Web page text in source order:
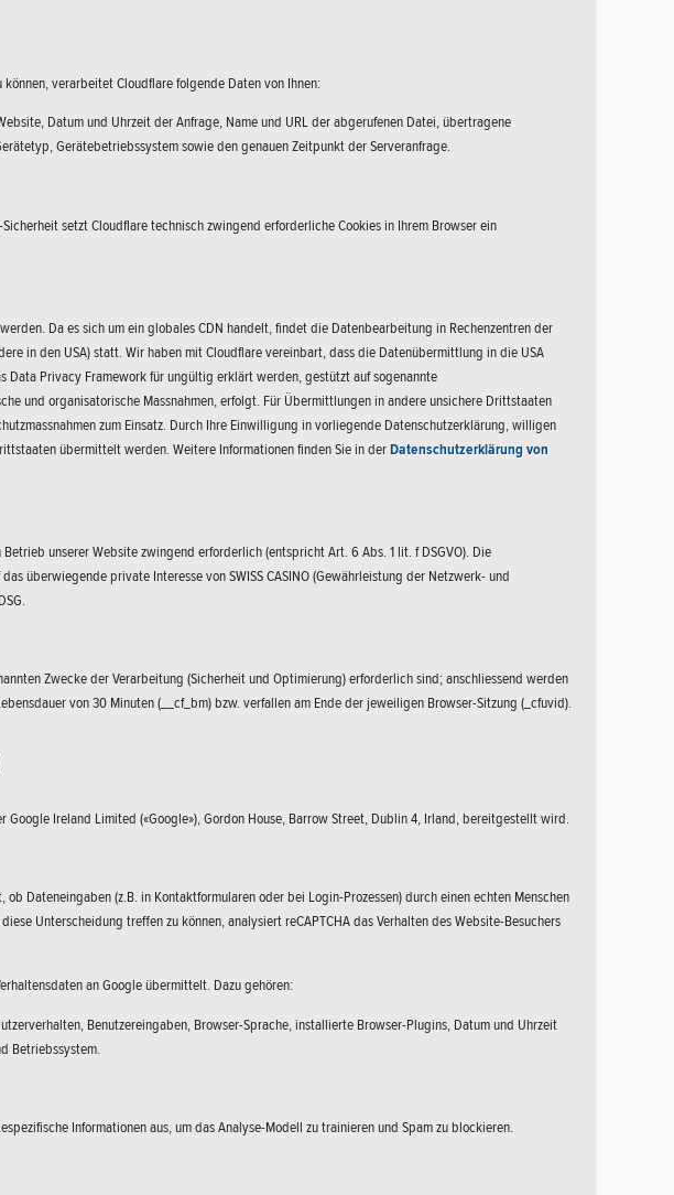
verarbeitet Cloudflare folgende Daten von Ihnen:
Datum und Uhrzeit der Anfrage, Name und URL der abgerufenen Datei, übertragene
Gerätebetriebssystem sowie den genauen Zeitpunkt der Serveranfrage.
setzt Cloudflare technisch zwingend erforderliche Cookies in Ihrem Browser ein
Da es sich um ein globales CDN handelt, findet die Datenbearbeitung in Rechenzentren der
in den USA) statt. Wir haben mit Cloudflare vereinbart, dass die Datenübermittlung in die USA
Data Privacy Framework für ungültig erklärt werden, gestützt auf sogenannte
und organisatorische Massnahmen, erfolgt. Für Übermittlungen in andere unsichere Drittstaaten
zum Einsatz. Durch Ihre Einwilligung in vorliegende Datenschutzerklärung, willigen
übermittelt werden. Weitere Informationen finden Sie in derDatenschutzerklärung von
unserer Website zwingend erforderlich (entspricht Art. 6 Abs. 1 lit. f DSGVO). Die
überwiegende private Interesse von SWISS CASINO (Gewährleistung der Netzwerk- und
Zwecke der Verarbeitung (Sicherheit und Optimierung) erforderlich sind; anschliessend werden
von 30 Minuten (__cf_bm) bzw. verfallen am Ende der jeweiligen Browser-Sitzung (_cfuvid).
Google Ireland Limited («Google»), Gordon House, Barrow Street, Dublin 4, Irland, bereitgestellt wird.
Dateneingaben (z.B. in Kontaktformularen oder bei Login-Prozessen) durch einen echten Menschen
Unterscheidung treffen zu können, analysiert reCAPTCHA das Verhalten des Website-Besuchers
an Google übermittelt. Dazu gehören:
Benutzereingaben, Browser-Sprache, installierte Browser-Plugins, Datum und Uhrzeit
Betriebssystem.
Informationen aus, um das Analyse-Modell zu trainieren und Spam zu blockieren.